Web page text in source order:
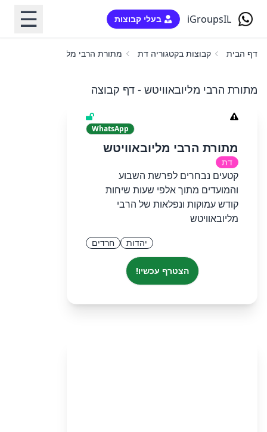
iGroupsIL בעלי קבוצות ☰
דף הבית קבוצות בקטגוריה דת מתורת הרבי מליובאוויטש
מתורת הרבי מליובאוויטש - דף קבוצה
WhatsApp
מתורת הרבי מליובאוויטש
דת
קטעים נבחרים לפרשת השבוע
והמועדים מתוך אלפי שעות שיחות
קודש עמוקות ונפלאות של הרבי
מליובאוויטש
יהדות חרדים
הצטרף עכשיו!